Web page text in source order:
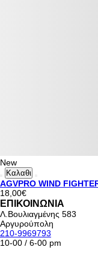
New
Καλαθι
AGVPRO WIND
18,00€
ΕΠΙΚΟΙΝΩΝΙΑ
Λ.Βουλιαγμένης 583
Αργυρούπολη
210-9969793
10-00 / 6-00 pm